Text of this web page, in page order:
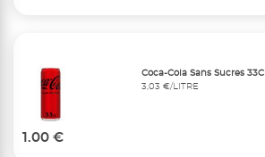
Coca-Cola Sans Sucres 33Cl
3,03 €/LITRE
1.00 €